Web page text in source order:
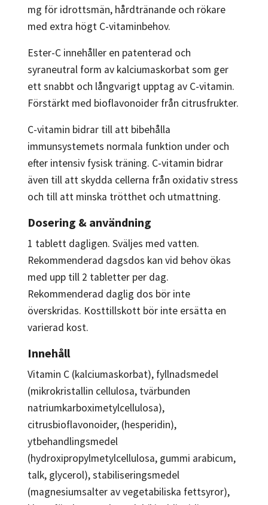
mg för idrottsmän, hårdtränande och rökare
med extra högt C-vitaminbehov.
Ester-C innehåller en patenterad och
syraneutral form av kalciumaskorbat som ger
ett snabbt och långvarigt upptag av C-vitamin.
Förstärkt med bioflavonoider från citrusfrukter.
C-vitamin bidrar till att bibehålla
immunsystemets normala funktion under och
efter intensiv fysisk träning. C-vitamin bidrar
även till att skydda cellerna från oxidativ stress
och till att minska trötthet och utmattning.
Dosering & användning
1 tablett dagligen. Sväljes med vatten.
Rekommenderad dagsdos kan vid behov ökas
med upp till 2 tabletter per dag.
Rekommenderad daglig dos bör inte
överskridas. Kosttillskott bör inte ersätta en
varierad kost.
Innehåll
Vitamin C (kalciumaskorbat), fyllnadsmedel
(mikrokristallin cellulosa, tvärbunden
natriumkarboximetylcellulosa),
citrusbioflavonoider, (hesperidin),
ytbehandlingsmedel
(hydroxipropylmetylcellulosa, gummi arabicum,
talk, glycerol), stabiliseringsmedel
(magnesiumsalter av vegetabiliska fettsyror),